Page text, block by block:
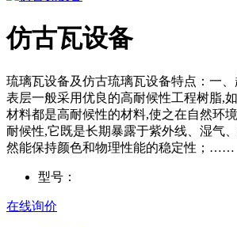
仿古瓦设备
琉璃瓦设备及仿古琉璃瓦设备特点：一
表层一般采用优良的高耐候性工程树脂,
材料都是高耐候性的材料,使之在自然环
耐候性,它既是长期暴露于紫外线、湿气
然能保持颜色和物理性能的稳定性；……
型号：
在线询价